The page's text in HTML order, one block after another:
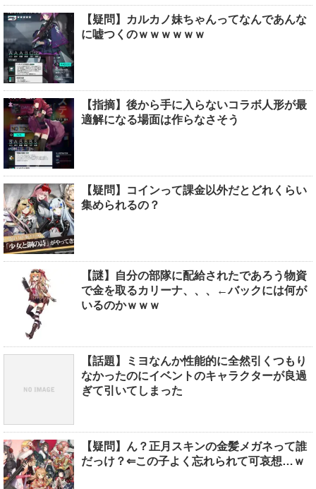
【疑問】カルカノ妹ちゃんってなんであんな
に嘘つくのｗｗｗｗｗｗ
【指摘】後から手に入らないコラボ人形が最
適解になる場面は作らなさそう
【疑問】コインって課金以外だとどれくらい
集められるの？
【謎】自分の部隊に配給されたであろう物資
で金を取るカリーナ、、、←バックには何が
いるのかｗｗｗ
【話題】ミヨなんか性能的に全然引くつもり
なかったのにイベントのキャラクターが良過
ぎて引いてしまった
【疑問】ん？正月スキンの金髪メガネって誰
だっけ？⇐この子よく忘れられて可哀想…ｗ